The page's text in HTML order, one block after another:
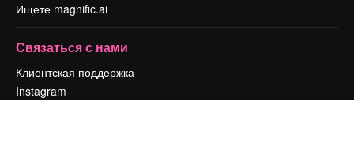
Ищете magnific.ai
Связаться с нами
Клиентская поддержка
Instagram